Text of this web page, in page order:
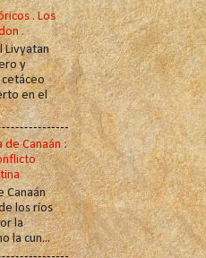
. Los
.
Livyatan
y
en el
de Canaán :
Canaán
los ríos
la
la cun...